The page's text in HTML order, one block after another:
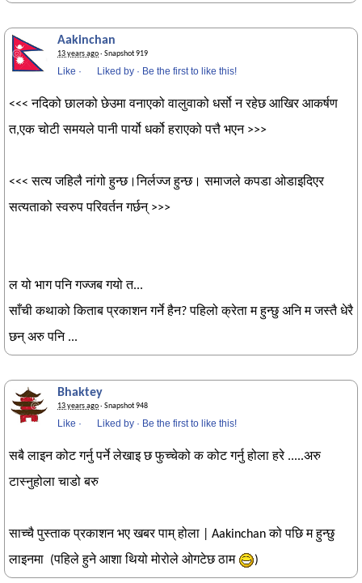
Aakinchan
13 years ago· Snapshot 919
Like · Liked by · Be the first to like this!
<<< नदिको छालको छेउमा वनाएको वालुवाको धर्सो न रहेछ आखिर आकर्षण
त,एक चोटी समयले पानी पार्यो धर्को हराएको पत्तै भएन >>>
<<< सत्य जहिलै नांगो हुन्छ।निर्लज्ज हुन्छ। समाजले कपडा ओडाइदिएर
सत्यताको स्वरुप परिवर्तन गर्छन् >>>
ल यो भाग पनि गज्जब गयो त...
साँची कथाको किताब प्रकाशन गर्ने हैन? पहिलो क्रेता म हुन्छु अनि म जस्तै धेरै
छन् अरु पनि ...
Bhaktey
13 years ago· Snapshot 948
Like · Liked by · Be the first to like this!
सबै लाइन कोट गर्नु पर्ने लेखाइ छ फुच्चेको क कोट गर्नु होला हरे .....अरु
टास्नुहोला चाडो बरु
साच्चै पुस्ताक प्रकाशन भए खबर पाम् होला | Aakinchan को पछि म हुन्छु
लाइनमा (पहिले हुने आशा थियो मोरोले ओगटेछ ठाम
)